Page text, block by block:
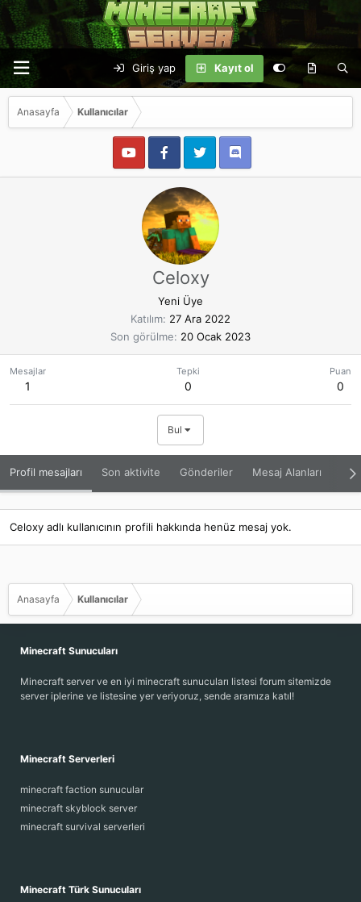
Giriş yap Kayıt ol
Anasayfa Kullanıcılar
Celoxy
Yeni Üye
Katılım 27 Ara 2022
Son görülme
20 Ocak 2023
Mesajlar
1
Tepki
0
Puan
0
Bul
Profil mesajları Son aktivite Gönderiler Mesaj Alanları
Celoxy adlı kullanıcının profili hakkında henüz mesaj yok.
Anasayfa Kullanıcılar
Minecraft Sunucuları
Minecraft server ve en iyi minecraft sunucuları listesi forum sitemizde
server iplerine ve listesine yer veriyoruz, sende aramıza katıl!
Minecraft Serverleri
minecraft faction sunucular
minecraft skyblock server
minecraft survival serverleri
Minecraft Türk Sunucuları